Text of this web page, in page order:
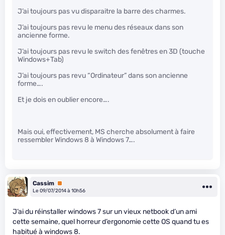
J’ai toujours pas vu disparaitre la barre des charmes.
J’ai toujours pas revu le menu des réseaux dans son
ancienne forme.
J’ai toujours pas revu le switch des fenêtres en 3D (touche
Windows+Tab)
J’ai toujours pas revu “Ordinateur” dans son ancienne
forme….
Et je dois en oublier encore….
Mais oui, effectivement, MS cherche absolument à faire
ressembler Windows 8 à Windows 7….
Cassim Premium
Le 09/07/2014 à 10h56
J’ai du réinstaller windows 7 sur un vieux netbook d’un ami
cette semaine, quel horreur d’ergonomie cette OS quand tu es
habitué à windows 8.